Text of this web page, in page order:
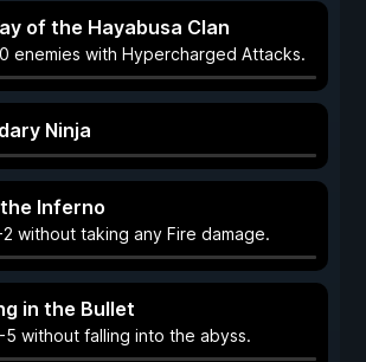
of the Hayabusa Clan
enemies with Hypercharged Attacks.
Ninja
Inferno
2 without taking any Fire damage.
in the Bullet
5 without falling into the abyss.